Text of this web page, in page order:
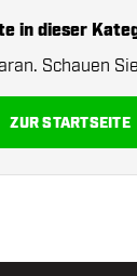
in dieser
Schauen
ZUR STARTSEITE